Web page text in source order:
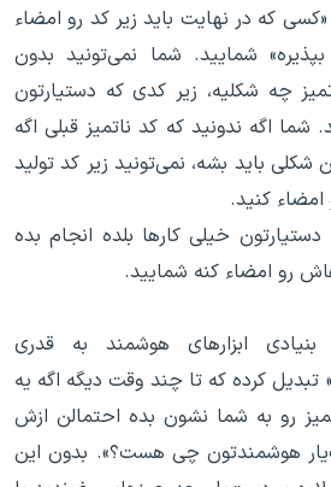
که در نهایت باید زیر کد رو امضاء
شمایید. شما نمی‌تونید بدون
چه شکلیه، زیر کدی که دستیارتون
شما اگه ندونید که کد ناتمیز قبلی اگه
شکلی باید بشه، نمی‌تونید زیر کد تولید
کنید.
خیلی کارها بلده انجام بده
رو امضاء کنه شمایید.
ابزارهای هوشمند به قدری
تبدیل کرده که تا چند وقت دیگه اگه یه
رو به شما نشون بده احتمالن ازش
هوشمندتون چی هست؟». بدون این